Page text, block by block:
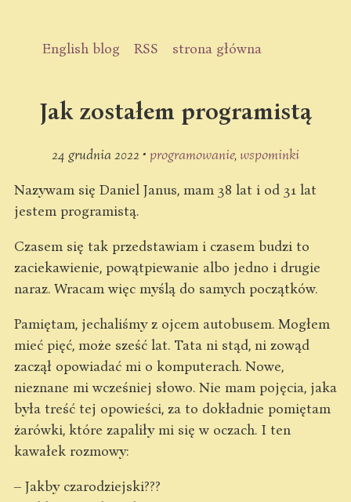
English blog RSS strona główna
Jak zostałem programistą
24 grudnia 2022 • programowanie wspominki
Nazywam się Daniel Janus, mam 38 lat i od 31 lat
jestem programistą.
Czasem się tak przedstawiam i czasem budzi to
zaciekawienie, powątpiewanie albo jedno i drugie
naraz. Wracam więc myślą do samych początków.
Pamiętam, jechaliśmy z ojcem autobusem. Mogłem
mieć pięć, może sześć lat. Tata ni stąd, ni zowąd
zaczął opowiadać mi o komputerach. Nowe,
nieznane mi wcześniej słowo. Nie mam pojęcia, jaka
była treść tej opowieści, za to dokładnie pomiętam
żarówki, które zapaliły mi się w oczach. I ten
kawałek rozmowy:
– Jakby czarodziejski???